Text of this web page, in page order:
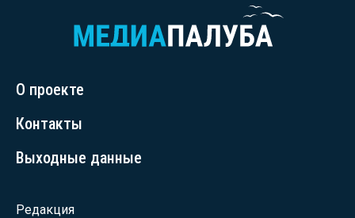
О проекте
Контакты
Выходные данные
Редакция